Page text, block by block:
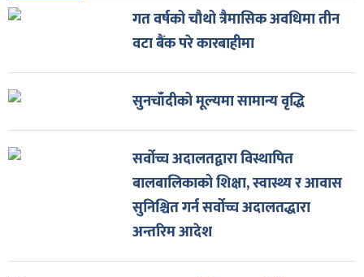
गत वर्षको चौथो त्रैमासिक अवधिमा तीन
वटा बैंक परे कारबाहीमा
सुनचाँदीको मूल्यमा सामान्य वृद्धि
सर्वोच्च अदालतद्वारा विस्थापित
बालबालिकाको शिक्षा, स्वास्थ्य र आवास
सुनिश्चित गर्न सर्वोच्च अदालतद्धारा
अन्तरिम आदेश